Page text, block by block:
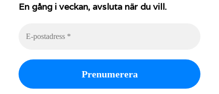
En gång i veckan, avsluta när du vill.